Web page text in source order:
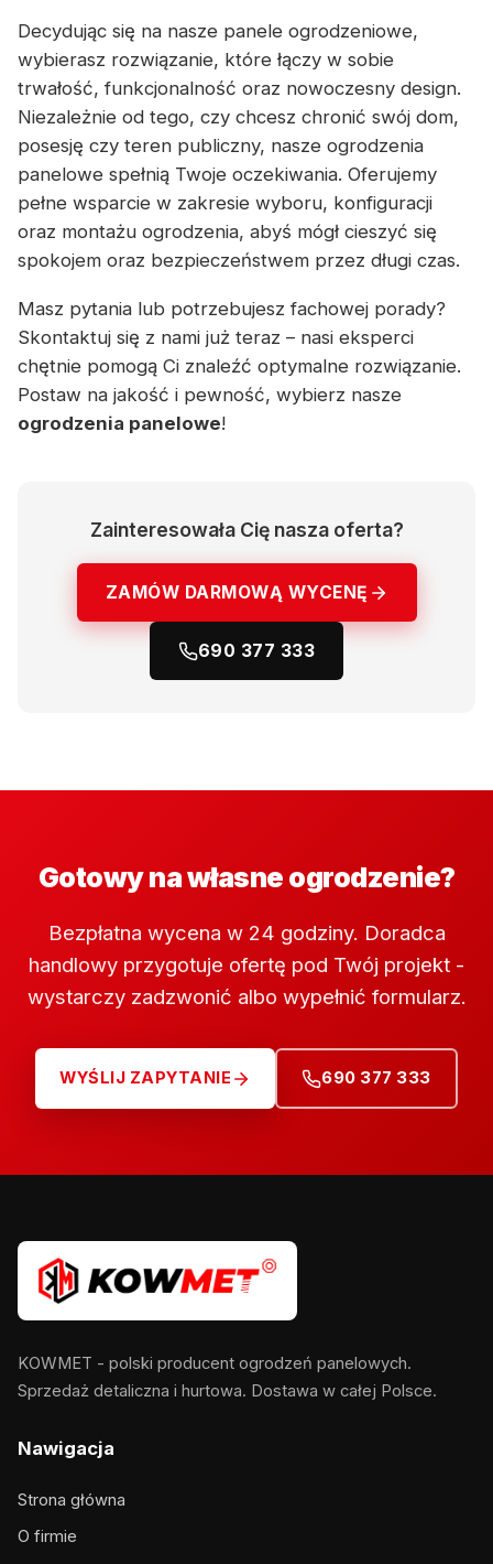
Decydując się na nasze panele ogrodzeniowe,
wybierasz rozwiązanie, które łączy w sobie
trwałość, funkcjonalność oraz nowoczesny design.
Niezależnie od tego, czy chcesz chronić swój dom,
posesję czy teren publiczny, nasze ogrodzenia
panelowe spełnią Twoje oczekiwania. Oferujemy
pełne wsparcie w zakresie wyboru, konfiguracji
oraz montażu ogrodzenia, abyś mógł cieszyć się
spokojem oraz bezpieczeństwem przez długi czas.
Masz pytania lub potrzebujesz fachowej porady?
Skontaktuj się z nami już teraz – nasi eksperci
chętnie pomogą Ci znaleźć optymalne rozwiązanie.
Postaw na jakość i pewność, wybierz nasze
ogrodzenia panelowe!
Zainteresowała Cię nasza oferta?
ZAMÓW DARMOWĄ WYCENĘ
690 377 333
Gotowy na własne ogrodzenie?
Bezpłatna wycena w 24 godziny. Doradca
handlowy przygotuje ofertę pod Twój projekt -
wystarczy zadzwonić albo wypełnić formularz.
WYŚLIJ ZAPYTANIE 690 377 333
KOWMET - polski producent ogrodzeń panelowych.
Sprzedaż detaliczna i hurtowa. Dostawa w całej Polsce.
Nawigacja
Strona główna
O firmie